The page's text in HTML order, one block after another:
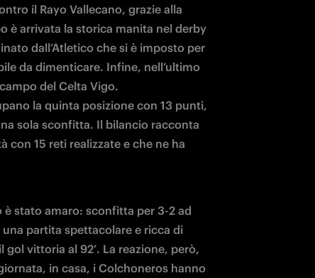
è arrivata la storica manita nel derby
dall’Atletico che si è imposto per
da dimenticare. Infine, nell’ultimo
del Celta Vigo.
la quinta posizione con 13 punti,
sola sconfitta. Il bilancio racconta
con 15 reti realizzate e che ne ha
partita spettacolare e ricca di
vittoria al 92’. La reazione, però,
in casa, i Colchoneros hanno
5-1, mostrando il volto migliore